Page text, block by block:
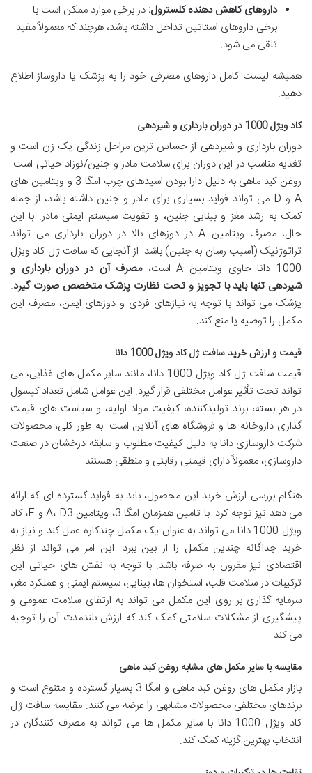
داروهای کاهش دهنده کلسترول: در برخی موارد ممکن است با
برخی داروهای استاتین تداخل داشته باشد، هرچند که معمولاً مفید
تلقی می شود.
همیشه لیست کامل داروهای مصرفی خود را به پزشک یا داروساز اطلاع
دهید.
کاد ویژل 1000 در دوران بارداری و شیردهی
دوران بارداری و شیردهی از حساس ترین مراحل زندگی یک زن است و
تغذیه مناسب در این دوران برای سلامت مادر و جنین/نوزاد حیاتی است.
روغن کبد ماهی به دلیل دارا بودن اسیدهای چرب امگا 3 و ویتامین های
A و D می تواند فواید بسیاری برای مادر و جنین داشته باشد، از جمله
کمک به رشد مغز و بینایی جنین، و تقویت سیستم ایمنی مادر. با این
حال، مصرف ویتامین A در دوزهای بالا در دوران بارداری می تواند
تراتوژنیک (آسیب رسان به جنین) باشد. از آنجایی که سافت ژل کاد ویژل
1000 دانا حاوی ویتامین A است،
مصرف آن در دوران بارداری و
شیردهی تنها باید با تجویز و تحت نظارت پزشک متخصص صورت گیرد.
پزشک می تواند با توجه به نیازهای فردی و دوزهای ایمن، مصرف این
مکمل را توصیه یا منع کند.
قیمت و ارزش خرید سافت ژل کاد ویژل 1000 دانا
قیمت سافت ژل کاد ویژل 1000 دانا، مانند سایر مکمل های غذایی، می
تواند تحت تأثیر عوامل مختلفی قرار گیرد. این عوامل شامل تعداد کپسول
در هر بسته، برند تولیدکننده، کیفیت مواد اولیه، و سیاست های قیمت
گذاری داروخانه ها و فروشگاه های آنلاین است. به طور کلی، محصولات
شرکت داروسازی دانا به دلیل کیفیت مطلوب و سابقه درخشان در صنعت
داروسازی، معمولاً دارای قیمتی رقابتی و منطقی هستند.
هنگام بررسی ارزش خرید این محصول، باید به فواید گسترده ای که ارائه
می دهد نیز توجه کرد. با تامین همزمان امگا 3، ویتامین A، D3 و E، کاد
ویژل 1000 دانا می تواند به عنوان یک مکمل چندکاره عمل کند و نیاز به
خرید جداگانه چندین مکمل را از بین ببرد. این امر می تواند از نظر
اقتصادی نیز مقرون به صرفه باشد. با توجه به نقش های حیاتی این
ترکیبات در سلامت قلب، استخوان ها، بینایی، سیستم ایمنی و عملکرد مغز،
سرمایه گذاری بر روی این مکمل می تواند به ارتقای سلامت عمومی و
پیشگیری از مشکلات سلامتی کمک کند که ارزش بلندمدت آن را توجیه
می کند.
مقایسه با سایر مکمل های مشابه روغن کبد ماهی
بازار مکمل های روغن کبد ماهی و امگا 3 بسیار گسترده و متنوع است و
برندهای مختلفی محصولات مشابهی را عرضه می کنند. مقایسه سافت ژل
کاد ویژل 1000 دانا با سایر مکمل ها می تواند به مصرف کنندگان در
انتخاب بهترین گزینه کمک کند.